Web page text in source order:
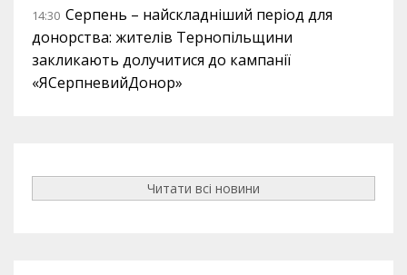
14:30 Серпень – найскладніший період для
донорства: жителів Тернопільщини
закликають долучитися до кампанії
«ЯСерпневийДонор»
Читати всі новини